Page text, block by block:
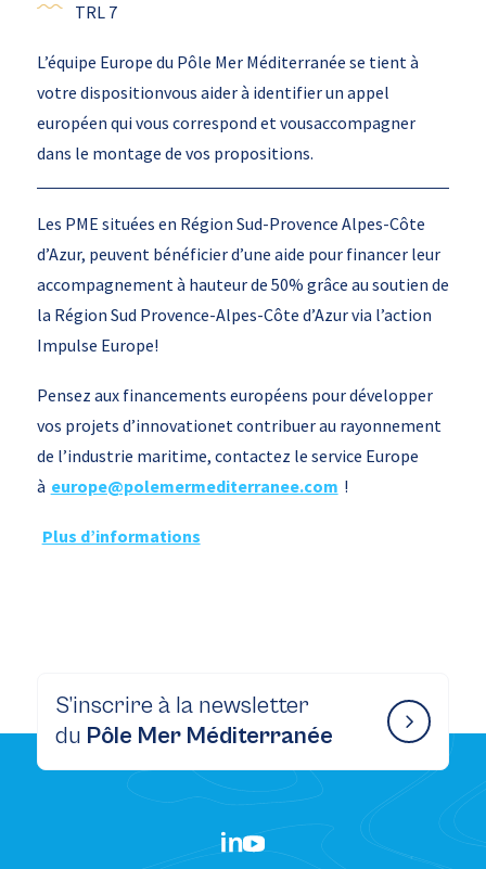
TRL 7
L’équipe Europe du Pôle Mer Méditerranée se tient à
votre dispositionvous aider à identifier un appel
européen qui vous correspond et vousaccompagner
dans le montage de vos propositions.
Les PME situées en Région Sud-Provence Alpes-Côte
d’Azur, peuvent bénéficier d’une aide pour financer leur
accompagnement à hauteur de 50% grâce au soutien de
la Région Sud Provence-Alpes-Côte d’Azur via l’action
Impulse Europe!
Pensez aux financements européens pour développer
vos projets d’innovationet contribuer au rayonnement
de l’industrie maritime, contactez le service Europe
à europe@polemermediterranee.com !
Plus d’informations
S’inscrire à la newsletter
du Pôle Mer Méditerranée